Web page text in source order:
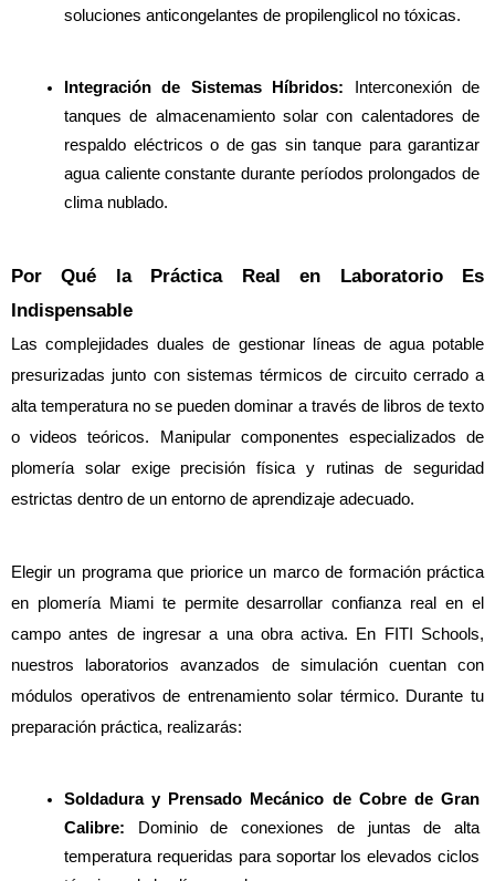
soluciones anticongelantes de propilenglicol no tóxicas.
Integración de Sistemas Híbridos: Interconexión de
tanques de almacenamiento solar con calentadores de
respaldo eléctricos o de gas sin tanque para garantizar
agua caliente constante durante períodos prolongados de
clima nublado.
Por Qué la Práctica Real en Laboratorio Es
Indispensable
Las complejidades duales de gestionar líneas de agua potable
presurizadas junto con sistemas térmicos de circuito cerrado a
alta temperatura no se pueden dominar a través de libros de texto
o videos teóricos. Manipular componentes especializados de
plomería solar exige precisión física y rutinas de seguridad
estrictas dentro de un entorno de aprendizaje adecuado.
Elegir un programa que priorice un marco de formación práctica
en plomería Miami te permite desarrollar confianza real en el
campo antes de ingresar a una obra activa. En FITI Schools,
nuestros laboratorios avanzados de simulación cuentan con
módulos operativos de entrenamiento solar térmico. Durante tu
preparación práctica, realizarás:
Soldadura y Prensado Mecánico de Cobre de Gran
Calibre:
Dominio de conexiones de juntas de alta
temperatura requeridas para soportar los elevados ciclos